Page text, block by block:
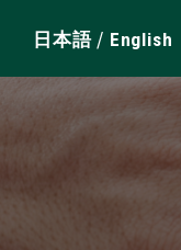
日本語/ English